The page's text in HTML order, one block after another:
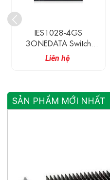
IES2024L UPCOM
Switch Công Nghiệp 24
Cổng Ethernet
10/100M
Liên hệ
SẢN PHẨM MỚI NHẤT